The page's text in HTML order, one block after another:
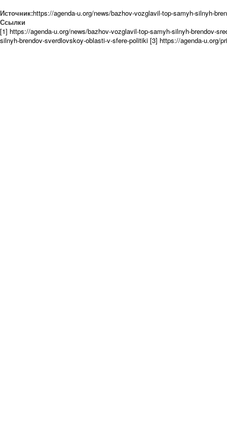
Источник:https://agenda-u.org/news/bazhov-vozglavil-top-samyh-silnyh-
Ссылки
[1] https://agenda-u.org/news/bazhov-vozglavil-top-samyh-silnyh-brendov-
silnyh-brendov-sverdlovskoy-oblasti-v-sfere-politiki [3] https://agenda-u.org/